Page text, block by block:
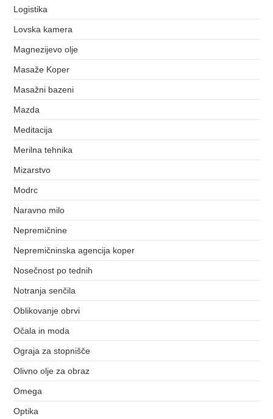
Logistika
Lovska kamera
Magnezijevo olje
Masaže Koper
Masažni bazeni
Mazda
Meditacija
Merilna tehnika
Mizarstvo
Modrc
Naravno milo
Nepremičnine
Nepremičninska agencija koper
Nosečnost po tednih
Notranja senčila
Oblikovanje obrvi
Očala in moda
Ograja za stopnišče
Olivno olje za obraz
Omega
Optika